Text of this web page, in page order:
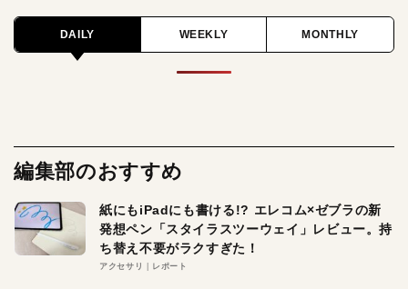
DAILY WEEKLY MONTHLY
編集部のおすすめ
紙にもiPadにも書ける!? エレコム×ゼブラの新
発想ペン「スタイラスツーウェイ」レビュー。持
ち替え不要がラクすぎた！
アクセサリ レポート